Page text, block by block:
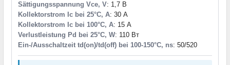
Sättigungsspannung Vce, V: 1,7 В
Kollektorstrom Ic bei 25°C, A: 30 А
Kollektorstrom Ic bei 100°C, A: 15 А
Verlustleistung Pd bei 25°C, W: 110 Вт
Ein-/Ausschaltzeit td(on)/td(off) bei 100-150°C, ns: 50/520